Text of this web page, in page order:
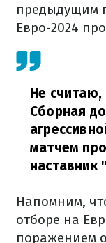
предыдущим
Евро-2024
Не считаю,
Сборная
матчем
наставник
Напомним,
отборе на
поражением